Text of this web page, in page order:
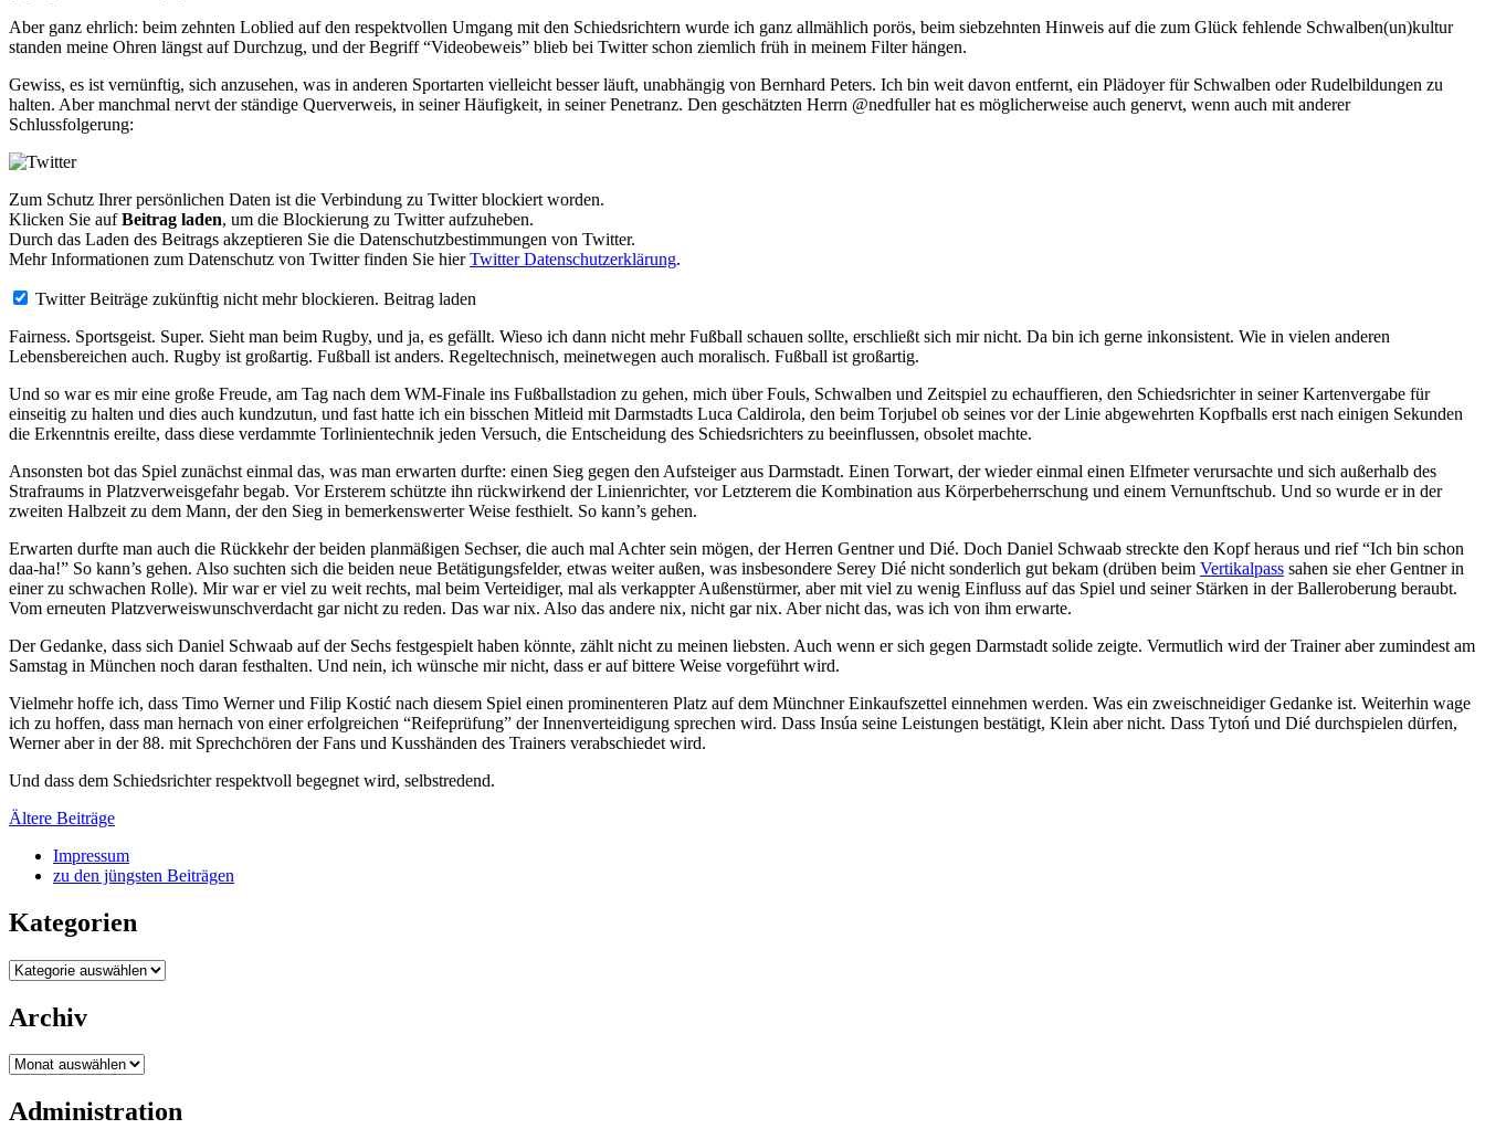
Aber ganz ehrlich: beim zehnten Loblied auf den respektvollen Umgang mit den Schiedsrichtern wurde ich ganz allmählich porös, beim siebzehnten Hinweis auf die zum Glück fehlende Schwalben(un)kultur
standen meine Ohren längst auf Durchzug, und der Begriff “Videobeweis” blieb bei Twitter schon ziemlich früh in meinem Filter hängen.
Gewiss, es ist vernünftig, sich anzusehen, was in anderen Sportarten vielleicht besser läuft, unabhängig von Bernhard Peters. Ich bin weit davon entfernt, ein Plädoyer für Schwalben oder Rudelbildungen zu
halten. Aber manchmal nervt der ständige Querverweis, in seiner Häufigkeit, in seiner Penetranz. Den geschätzten Herrn @nedfuller hat es möglicherweise auch genervt, wenn auch mit anderer
Schlussfolgerung:
Zum Schutz Ihrer persönlichen Daten ist die Verbindung zu Twitter blockiert worden.
Klicken Sie aufBeitrag laden, um die Blockierung zu Twitter aufzuheben.
Durch das Laden des Beitrags akzeptieren Sie die Datenschutzbestimmungen von Twitter.
Mehr Informationen zum Datenschutz von Twitter finden Sie hierTwitter Datenschutzerklärung.
Twitter Beiträge zukünftig nicht mehr blockieren. Beitrag laden
Fairness. Sportsgeist. Super. Sieht man beim Rugby, und ja, es gefällt. Wieso ich dann nicht mehr Fußball schauen sollte, erschließt sich mir nicht. Da bin ich gerne inkonsistent. Wie in vielen anderen
Lebensbereichen auch. Rugby ist großartig. Fußball ist anders. Regeltechnisch, meinetwegen auch moralisch. Fußball ist großartig.
Und so war es mir eine große Freude, am Tag nach dem WM-Finale ins Fußballstadion zu gehen, mich über Fouls, Schwalben und Zeitspiel zu echauffieren, den Schiedsrichter in seiner Kartenvergabe für
einseitig zu halten und dies auch kundzutun, und fast hatte ich ein bisschen Mitleid mit Darmstadts Luca Caldirola, den beim Torjubel ob seines vor der Linie abgewehrten Kopfballs erst nach einigen Sekunden
die Erkenntnis ereilte, dass diese verdammte Torlinientechnik jeden Versuch, die Entscheidung des Schiedsrichters zu beeinflussen, obsolet machte.
Ansonsten bot das Spiel zunächst einmal das, was man erwarten durfte: einen Sieg gegen den Aufsteiger aus Darmstadt. Einen Torwart, der wieder einmal einen Elfmeter verursachte und sich außerhalb des
Strafraums in Platzverweisgefahr begab. Vor Ersterem schützte ihn rückwirkend der Linienrichter, vor Letzterem die Kombination aus Körperbeherrschung und einem Vernunftschub. Und so wurde er in der
zweiten Halbzeit zu dem Mann, der den Sieg in bemerkenswerter Weise festhielt. So kann’s gehen.
Erwarten durfte man auch die Rückkehr der beiden planmäßigen Sechser, die auch mal Achter sein mögen, der Herren Gentner und Dié. Doch Daniel Schwaab streckte den Kopf heraus und rief “Ich bin schon
daa-ha!” So kann’s gehen. Also suchten sich die beiden neue Betätigungsfelder, etwas weiter außen, was insbesondere Serey Dié nicht sonderlich gut bekam (drüben beim Vertikalpass sahen sie eher Gentner in
einer zu schwachen Rolle). Mir war er viel zu weit rechts, mal beim Verteidiger, mal als verkappter Außenstürmer, aber mit viel zu wenig Einfluss auf das Spiel und seiner Stärken in der Balleroberung beraubt.
Vom erneuten Platzverweiswunschverdacht gar nicht zu reden. Das war nix. Also das andere nix, nicht gar nix. Aber nicht das, was ich von ihm erwarte.
Der Gedanke, dass sich Daniel Schwaab auf der Sechs festgespielt haben könnte, zählt nicht zu meinen liebsten. Auch wenn er sich gegen Darmstadt solide zeigte. Vermutlich wird der Trainer aber zumindest am
Samstag in München noch daran festhalten. Und nein, ich wünsche mir nicht, dass er auf bittere Weise vorgeführt wird.
Vielmehr hoffe ich, dass Timo Werner und Filip Kostić nach diesem Spiel einen prominenteren Platz auf dem Münchner Einkaufszettel einnehmen werden. Was ein zweischneidiger Gedanke ist. Weiterhin wage
ich zu hoffen, dass man hernach von einer erfolgreichen “Reifeprüfung” der Innenverteidigung sprechen wird. Dass Insúa seine Leistungen bestätigt, Klein aber nicht. Dass Tytoń und Dié durchspielen dürfen,
Werner aber in der 88. mit Sprechchören der Fans und Kusshänden des Trainers verabschiedet wird.
Und dass dem Schiedsrichter respektvoll begegnet wird, selbstredend.
Beitragsnavigation
Ältere Beiträge
Impressum
zu den jüngsten Beiträgen
Kategorien
Kategorien
Archiv
Archiv
Administration